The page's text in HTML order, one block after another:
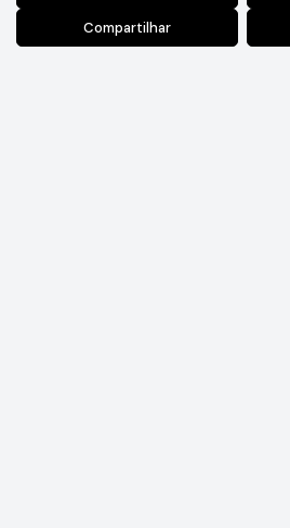
Compartilhar